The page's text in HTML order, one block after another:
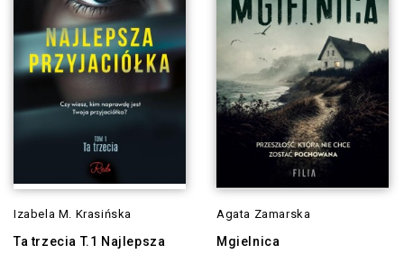
Izabela M. Krasińska
Ta trzecia T.1 Najlepsza
Agata Zamarska
Mgielnica